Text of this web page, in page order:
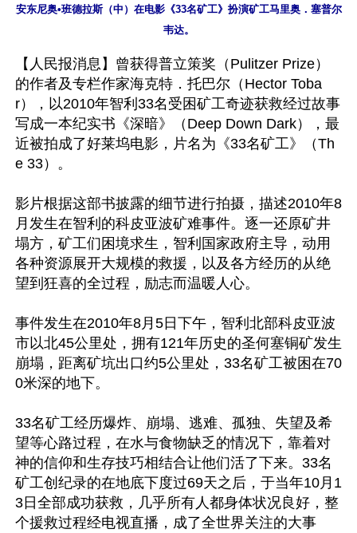
安东尼奥•班德拉斯（中）在电影《33名矿工》扮演矿工马里奥．塞普尔
【人民报消息】曾获得普立策奖（Pulitzer Prize）
的作者及专栏作家海克特．托巴尔（Hector Toba
r），以2010年智利33名受困矿工奇迹获救经过故事
写成一本纪实书《深暗》（Deep Down Dark），最
近被拍成了好莱坞电影，片名为《33名矿工》（Th
e 33）。
影片根据这部书披露的细节进行拍摄，描述2010年8
月发生在智利的科皮亚波矿难事件。逐一还原矿井
塌方，矿工们困境求生，智利国家政府主导，动用
各种资源展开大规模的救援，以及各方经历的从绝
望到狂喜的全过程，励志而温暖人心。
事件发生在2010年8月5日下午，智利北部科皮亚波
市以北45公里处，拥有121年历史的圣何塞铜矿发生
崩塌，距离矿坑出口约5公里处，33名矿工被困在70
0米深的地下。
33名矿工经历爆炸、崩塌、逃难、孤独、失望及希
望等心路过程，在水与食物缺乏的情况下，靠着对
神的信仰和生存技巧相结合让他们活了下来。33名
矿工创纪录的在地底下度过69天之后，于当年10月1
3日全部成功获救，几乎所有人都身体状况良好，整
个援救过程经电视直播，成了全世界关注的大事